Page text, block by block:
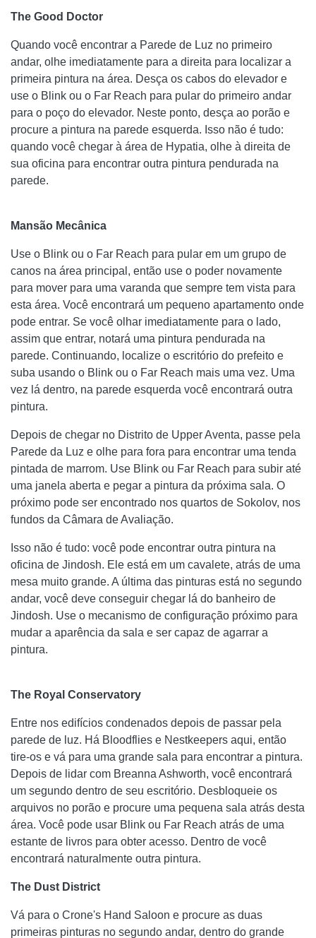
The Good Doctor
Quando você encontrar a Parede de Luz no primeiro
andar, olhe imediatamente para a direita para localizar a
primeira pintura na área. Desça os cabos do elevador e
use o Blink ou o Far Reach para pular do primeiro andar
para o poço do elevador. Neste ponto, desça ao porão e
procure a pintura na parede esquerda. Isso não é tudo:
quando você chegar à área de Hypatia, olhe à direita de
sua oficina para encontrar outra pintura pendurada na
parede.
Mansão Mecânica
Use o Blink ou o Far Reach para pular em um grupo de
canos na área principal, então use o poder novamente
para mover para uma varanda que sempre tem vista para
esta área. Você encontrará um pequeno apartamento onde
pode entrar. Se você olhar imediatamente para o lado,
assim que entrar, notará uma pintura pendurada na
parede. Continuando, localize o escritório do prefeito e
suba usando o Blink ou o Far Reach mais uma vez. Uma
vez lá dentro, na parede esquerda você encontrará outra
pintura.
Depois de chegar no Distrito de Upper Aventa, passe pela
Parede da Luz e olhe para fora para encontrar uma tenda
pintada de marrom. Use Blink ou Far Reach para subir até
uma janela aberta e pegar a pintura da próxima sala. O
próximo pode ser encontrado nos quartos de Sokolov, nos
fundos da Câmara de Avaliação.
Isso não é tudo: você pode encontrar outra pintura na
oficina de Jindosh. Ele está em um cavalete, atrás de uma
mesa muito grande. A última das pinturas está no segundo
andar, você deve conseguir chegar lá do banheiro de
Jindosh. Use o mecanismo de configuração próximo para
mudar a aparência da sala e ser capaz de agarrar a
pintura.
The Royal Conservatory
Entre nos edifícios condenados depois de passar pela
parede de luz. Há Bloodflies e Nestkeepers aqui, então
tire-os e vá para uma grande sala para encontrar a pintura.
Depois de lidar com Breanna Ashworth, você encontrará
um segundo dentro de seu escritório. Desbloqueie os
arquivos no porão e procure uma pequena sala atrás desta
área. Você pode usar Blink ou Far Reach atrás de uma
estante de livros para obter acesso. Dentro de você
encontrará naturalmente outra pintura.
The Dust District
Vá para o Crone's Hand Saloon e procure as duas
primeiras pinturas no segundo andar, dentro do grande